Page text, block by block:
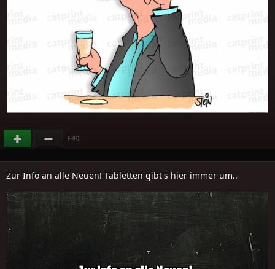
(+97)
Zur Info an alle Neuen! Tabletten gibt's hier immer um..